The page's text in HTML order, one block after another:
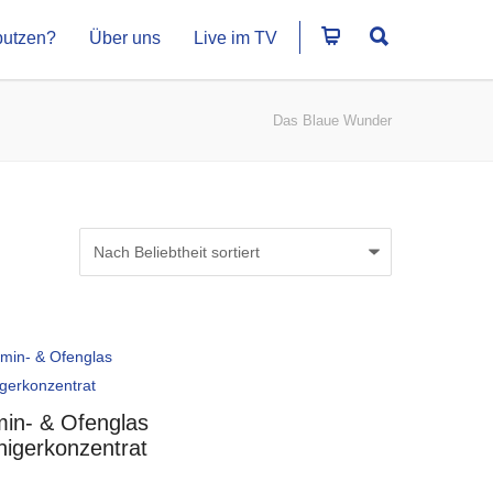
Über uns Live im TV
Das Blaue Wunder
& Ofenglas